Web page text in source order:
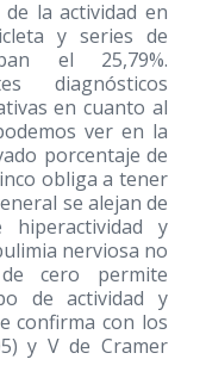
la actividad en
y series de
el 25,79%.
diagnósticos
en cuanto al
ver en la
porcentaje de
obliga a tener
se alejan de
y
nerviosa no
cero permite
de actividad y
confirma con los
y V de Cramer